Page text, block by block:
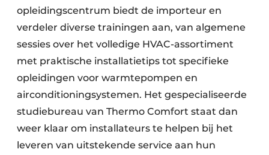
opleidingscentrum biedt de importeur en
verdeler diverse trainingen aan, van algemene
sessies over het volledige HVAC-assortiment
met praktische installatietips tot specifieke
opleidingen voor warmtepompen en
airconditioningsystemen. Het gespecialiseerde
studiebureau van Thermo Comfort staat dan
weer klaar om installateurs te helpen bij het
leveren van uitstekende service aan hun